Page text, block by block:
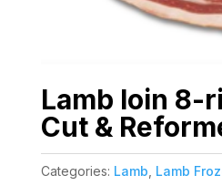
Lamb loin 8-
Cut &
Categories: Lamb, Lamb